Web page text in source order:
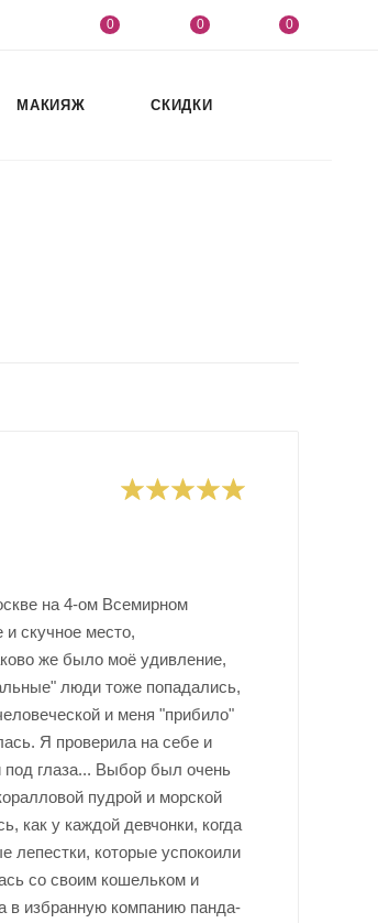
0 0 0
МАКИЯЖ СКИДКИ
на 4-ом Всемирном
и скучное место,
же было моё удивление,
люди тоже попадались,
и меня "прибило"
Я проверила на себе и
под глаза... Выбор был очень
пудрой и морской
как у каждой девчонки, когда
лепестки, которые успокоили
со своим кошельком и
в избранную компанию панда-